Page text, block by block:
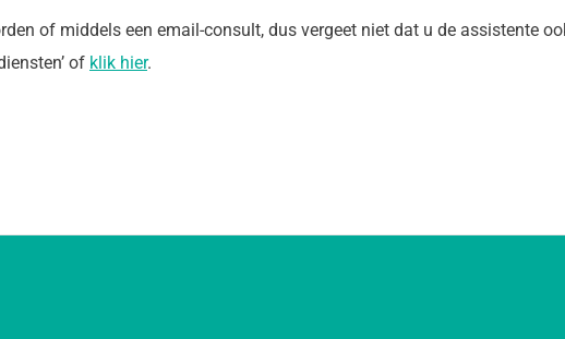
of middels een email-consult, dus vergeet niet dat u de assistente
of klik hier.